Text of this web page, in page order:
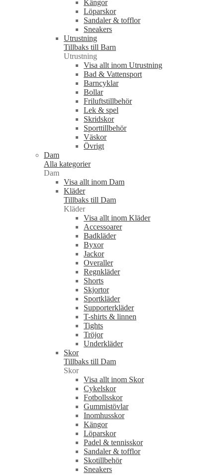
Kängor
Löparskor
Sandaler & tofflor
Sneakers
Utrustning
Tillbaks till Barn
Utrustning
Visa allt inom Utrustning
Bad & Vattensport
Barncyklar
Bollar
Friluftstillbehör
Lek & spel
Skridskor
Sporttillbehör
Väskor
Övrigt
Dam
Alla kategorier
Dam
Visa allt inom Dam
Kläder
Tillbaks till Dam
Kläder
Visa allt inom Kläder
Accessoarer
Badkläder
Byxor
Jackor
Overaller
Regnkläder
Shorts
Skjortor
Sportkläder
Supporterkläder
T-shirts & linnen
Tights
Tröjor
Underkläder
Skor
Tillbaks till Dam
Skor
Visa allt inom Skor
Cykelskor
Fotbollsskor
Gummistövlar
Inomhusskor
Kängor
Löparskor
Padel & tennisskor
Sandaler & tofflor
Skotillbehör
Sneakers